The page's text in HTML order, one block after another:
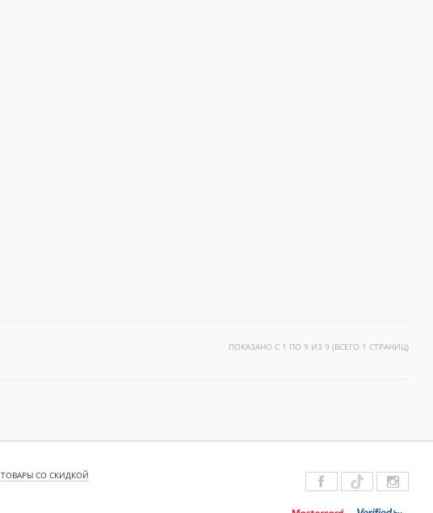
ПОКАЗАНО С 1 ПО 9 ИЗ 9 (ВСЕГО 1 СТРАНИЦ)
ТОВАРЫ СО СКИДКОЙ